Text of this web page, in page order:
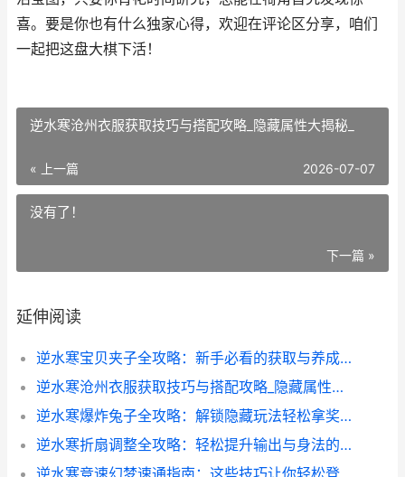
喜。要是你也有什么独家心得，欢迎在评论区分享，咱们
一起把这盘大棋下活！
逆水寒沧州衣服获取技巧与搭配攻略_隐藏属性大揭秘_
« 上一篇 2026-07-07
没有了！
下一篇 »
延伸阅读
逆水寒宝贝夹子全攻略：新手必看的获取与养成秘籍
逆水寒沧州衣服获取技巧与搭配攻略_隐藏属性大揭秘_
逆水寒爆炸兔子全攻略：解锁隐藏玩法轻松拿奖励
逆水寒折扇调整全攻略：轻松提升输出与身法的技巧分享